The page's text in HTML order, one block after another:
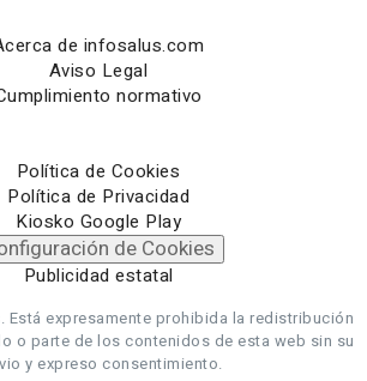
de infosalus.com
Aviso Legal
normativo
Política de Cookies
Política de Privacidad
Kiosko Google Play
de Cookies
Publicidad estatal
Está expresamente prohibida la redistribución
o parte de los contenidos de esta web sin su
y expreso consentimiento.